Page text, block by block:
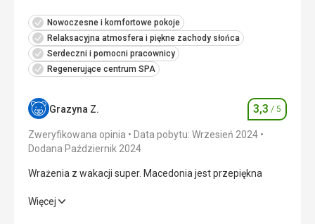
Nowoczesne i komfortowe pokoje
Relaksacyjna atmosfera i piękne zachody słońca
Serdeczni i pomocni pracownicy
Regenerujące centrum SPA
Grazyna Z. Ocena
3,3 / 5
Zweryfikowana opinia
Data pobytu: Wrzesień 2024
Dodana Październik 2024
Wrażenia z wakacji super. Macedonia jest przepiękna
Wrażenia z wakacji super. Macedonia jest przepiękna
Więcej